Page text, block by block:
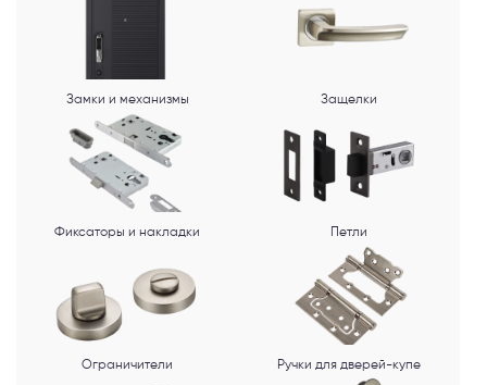
Замки и механизмы Защелки
Фиксаторы и накладки Петли
Ограничители Ручки для дверей-купе
и даю
обработку персональных данных